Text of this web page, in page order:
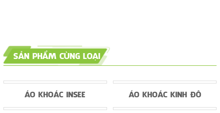
SẢN PHẨM CÙNG LOẠI
ÁO KHOÁC INSEE ÁO KHOÁC KINH ĐÔ